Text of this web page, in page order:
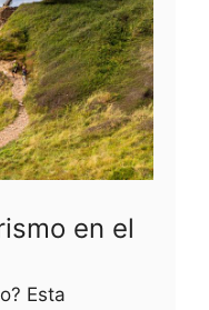
en el
Esta